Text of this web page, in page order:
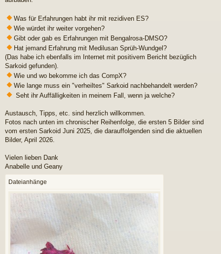
Was für Erfahrungen habt ihr mit rezidiven ES?
Wie würdet ihr weiter vorgehen?
Gibt oder gab es Erfahrungen mit Bengalrosa-DMSO?
Hat jemand Erfahrung mit Medilusan Sprüh-Wundgel?
(Das habe ich ebenfalls im Internet mit positivem Bericht bezüglich
Sarkoid gefunden).
Wie und wo bekomme ich das CompX?
Wie lange muss ein "verheiltes" Sarkoid nachbehandelt werden?
Seht ihr Auffälligkeiten in meinem Fall, wenn ja welche?
Austausch, Tipps, etc. sind herzlich willkommen.
Fotos nach unten im chronischer Reihenfolge, die ersten 5 Bilder sind
vom ersten Sarkoid Juni 2025, die darauffolgenden sind die aktuellen
Bilder, April 2026.
Vielen lieben Dank
Anabelle und Geany
Dateianhänge